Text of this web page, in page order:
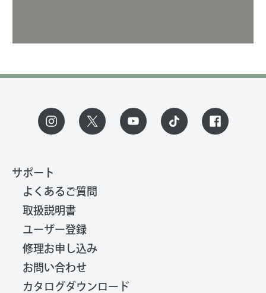
サポート
よくあるご質問
取扱説明書
ユーザー登録
修理お申し込み
お問い合わせ
カタログダウンロード